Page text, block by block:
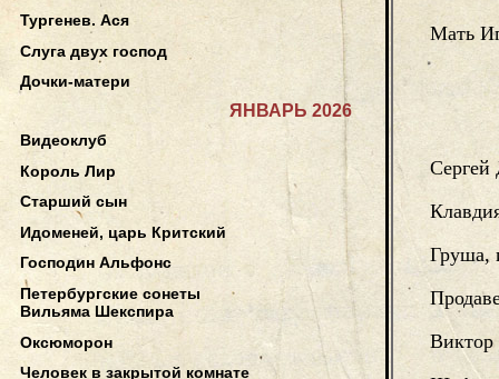
Мать
Груша,
Виктор
Тургенев. Ася
Слуга двух господ
Дочки-матери
ЯНВАРЬ 2026
Видеоклуб
Король Лир
Старший сын
Идоменей, царь Критский
Господин Альфонс
Петербургские сонеты
Вильяма Шекспира
Оксюморон
Человек в закрытой комнате